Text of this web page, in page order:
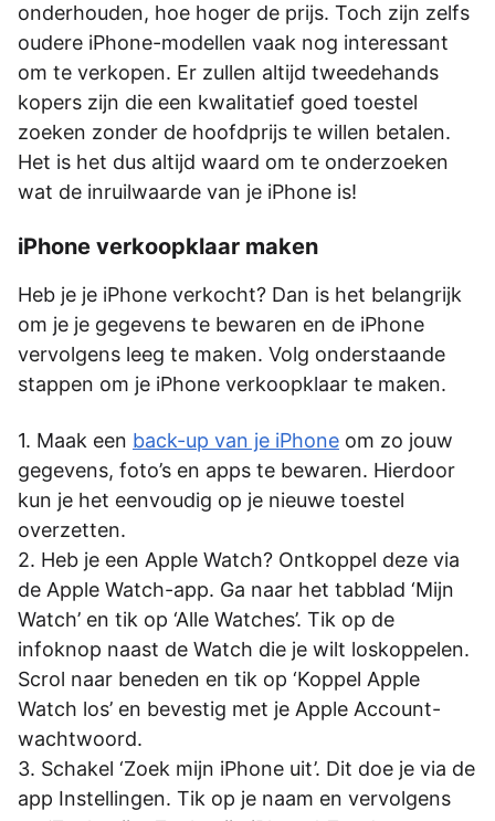
onderhouden, hoe hoger de prijs. Toch zijn zelfs
oudere iPhone-modellen vaak nog interessant
om te verkopen. Er zullen altijd tweedehands
kopers zijn die een kwalitatief goed toestel
zoeken zonder de hoofdprijs te willen betalen.
Het is het dus altijd waard om te onderzoeken
wat de inruilwaarde van je iPhone is!
iPhone verkoopklaar maken
Heb je je iPhone verkocht? Dan is het belangrijk
om je je gegevens te bewaren en de iPhone
vervolgens leeg te maken. Volg onderstaande
stappen om je iPhone verkoopklaar te maken.
Maak een back-up van je iPhone om zo jouw
gegevens, foto’s en apps te bewaren. Hierdoor
kun je het eenvoudig op je nieuwe toestel
overzetten.
Heb je een Apple Watch? Ontkoppel deze via
de Apple Watch-app. Ga naar het tabblad ‘Mijn
Watch’ en tik op ‘Alle Watches’. Tik op de
infoknop naast de Watch die je wilt loskoppelen.
Scrol naar beneden en tik op ‘Koppel Apple
Watch los’ en bevestig met je Apple Account-
wachtwoord.
Schakel ‘Zoek mijn iPhone uit’. Dit doe je via de
app Instellingen. Tik op je naam en vervolgens